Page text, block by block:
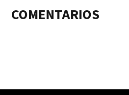
COMENTARIOS